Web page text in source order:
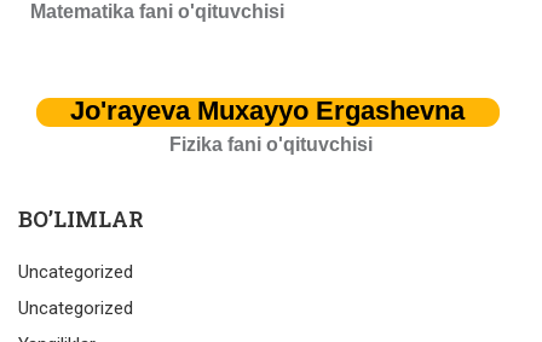
Matematika fani o'qituvchisi
Jo'rayeva Muxayyo Ergashevna
Fizika fani o'qituvchisi
BO’LIMLAR
Uncategorized
Uncategorized